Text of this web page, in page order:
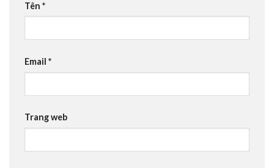
Tên *
Email *
Trang web